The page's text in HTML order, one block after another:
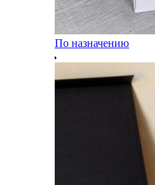
По назначению